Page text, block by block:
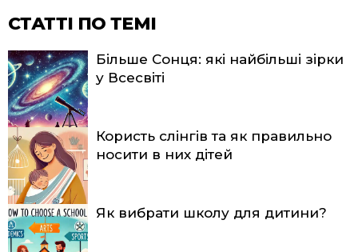
СТАТТІ ПО ТЕМІ
Більше Сонця: які найбільші зірки
у Всесвіті
Користь слінгів та як правильно
носити в них дітей
Як вибрати школу для дитини?